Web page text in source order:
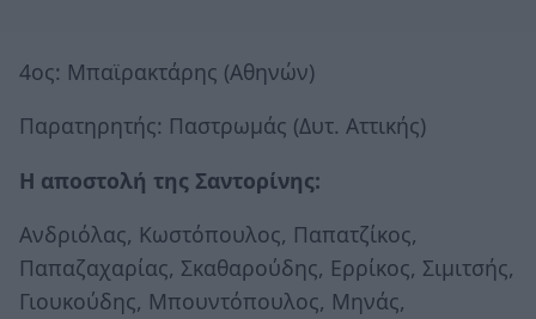
4ος: Μπαϊρακτάρης (Αθηνών)
Παρατηρητής: Παστρωμάς (Δυτ. Αττικής)
Η αποστολή της Σαντορίνης:
Ανδριόλας, Κωστόπουλος, Παπατζίκος,
Παπαζαχαρίας, Σκαθαρούδης, Ερρίκος, Σιμιτσής,
Γιουκούδης, Μπουντόπουλος, Μηνάς,